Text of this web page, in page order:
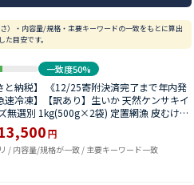
）・内容量/規格・主要キーワードの一致をもとに算出
した目安です。
一致度50%
と納税】 《12/25寄附決済完了まで年内発
速冷凍】【訳あり】生いか 天然ケンサキイ
無選別 1kg(500g×2袋) 定置網漁 皮むけ・
揃い【剣先いか 生イカ いか 白イカ いかめ
き 姿焼き げそ 煮付け 海鮮 鮮魚 おつま
円
/ 内容量/規格が一致 / 主要キーワード一致